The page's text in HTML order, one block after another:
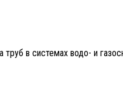
в системах водо- и